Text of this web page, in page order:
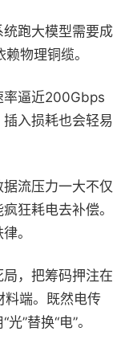
统跑大模型需要成
物理铜缆。
率逼近200Gbps
入损耗也会轻易
流压力一大不仅
狂耗电去补偿。
。
，把筹码押注在
料端。既然电传
”替换“电”。